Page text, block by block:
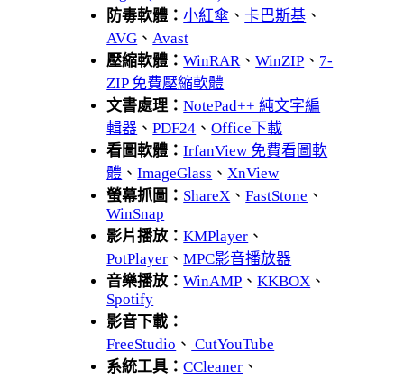
防毒軟體：小紅傘 、卡巴斯基 、
AVG 、 Avast
壓縮軟體：WinRAR 、WinZIP 、 7-
ZIP 免費壓縮軟體
文書處理：NotePad++ 純文字編
輯器 、PDF24 、Office下載
看圖軟體：IrfanView 免費看圖軟
體 、ImageGlass 、 XnView
螢幕抓圖： ShareX 、FastStone 、
WinSnap
影片播放：KMPlayer 、
PotPlayer 、MPC影音播放器
音樂播放：WinAMP 、KKBOX 、
Spotify
影音下載：
FreeStudio 、 CutYouTube
系統工具：CCleaner 、